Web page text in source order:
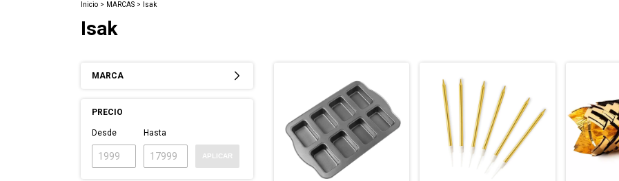
Inicio > MARCAS > Isak
Isak
MARCA
PRECIO
Desde Hasta
APLICAR